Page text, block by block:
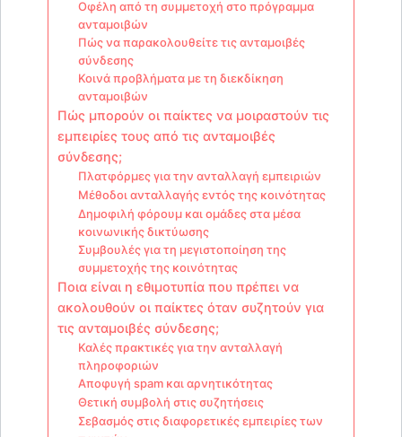
Οφέλη από τη συμμετοχή στο πρόγραμμα
ανταμοιβών
Πώς να παρακολουθείτε τις ανταμοιβές
σύνδεσης
Κοινά προβλήματα με τη διεκδίκηση
ανταμοιβών
Πώς μπορούν οι παίκτες να μοιραστούν τις
εμπειρίες τους από τις ανταμοιβές
σύνδεσης;
Πλατφόρμες για την ανταλλαγή εμπειριών
Μέθοδοι ανταλλαγής εντός της κοινότητας
Δημοφιλή φόρουμ και ομάδες στα μέσα
κοινωνικής δικτύωσης
Συμβουλές για τη μεγιστοποίηση της
συμμετοχής της κοινότητας
Ποια είναι η εθιμοτυπία που πρέπει να
ακολουθούν οι παίκτες όταν συζητούν για
τις ανταμοιβές σύνδεσης;
Καλές πρακτικές για την ανταλλαγή
πληροφοριών
Αποφυγή spam και αρνητικότητας
Θετική συμβολή στις συζητήσεις
Σεβασμός στις διαφορετικές εμπειρίες των